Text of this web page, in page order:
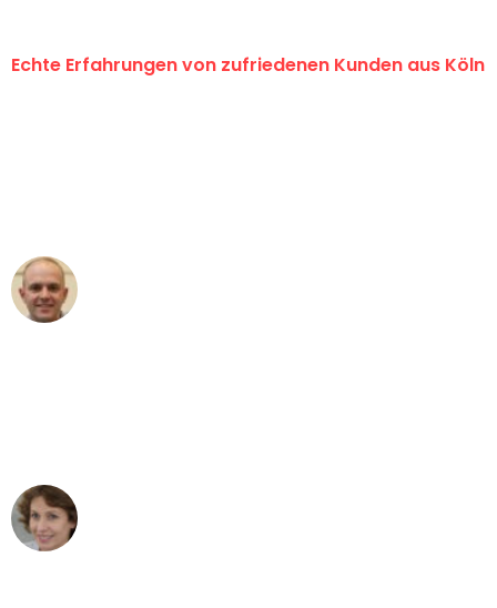
Echte Erfahrungen von zufriedenen Kunden aus Köln